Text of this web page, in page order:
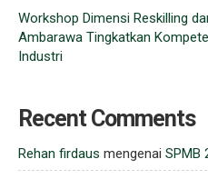
Workshop Dimensi Reskilling
Ambarawa Tingkatkan
Industri
Recent Comments
Rehan firdaus mengenai SPMB